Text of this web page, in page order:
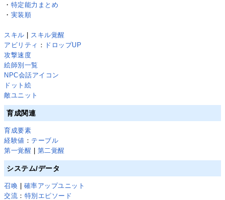
・ 特定能力まとめ
・ 実装順
スキル | スキル覚醒
アビリティ ： ドロップUP
攻撃速度
絵師別一覧
NPC会話アイコン
ドット絵
敵ユニット
育成関連
育成要素
経験値 ： テーブル
第一覚醒 | 第二覚醒
システム/データ
召喚
確率アップユニット
交流 ： 特別エピソード